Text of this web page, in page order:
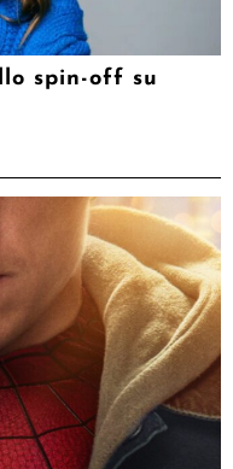
spin-off su